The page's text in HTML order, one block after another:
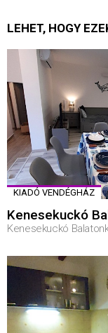
LEHET, HOGY
KIADÓ VENDÉGHÁZ
Kenesekuckó
Kenesekuckó